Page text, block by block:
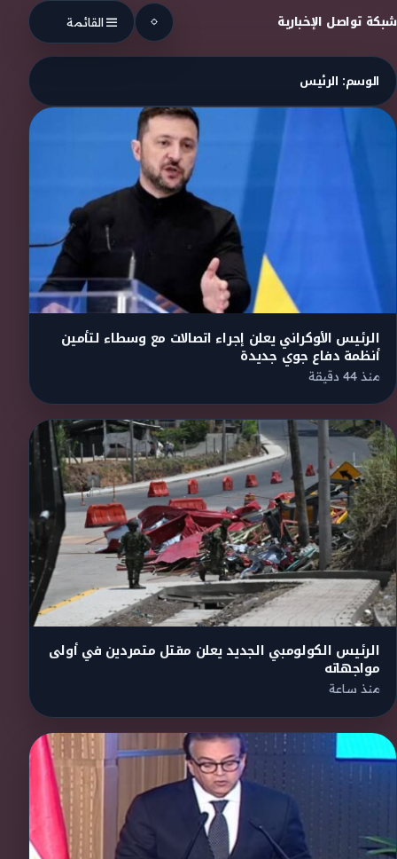
Skip to content
شبكة تواصل الإخبارية القائمة
الوسم: الرئيس
الرئيس الأوكراني يعلن إجراء اتصالات مع وسطاء لتأمين
أنظمة دفاع جوي جديدة
منذ 44 دقيقة
الرئيس الكولومبي الجديد يعلن مقتل متمردين في أولى
مواجهاته
منذ ساعة